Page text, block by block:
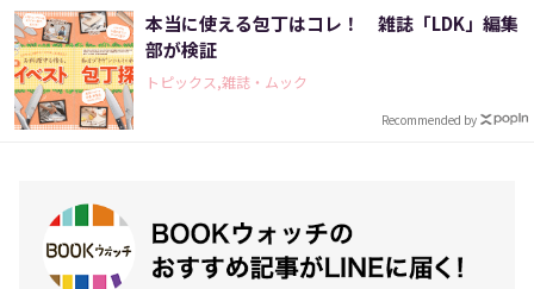
本当に使える包丁はコレ！ 雑誌「LDK」編集
部が検証
トピックス,雑誌・ムック
Recommended by